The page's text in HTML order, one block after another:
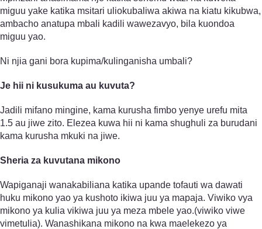
miguu yake katika msitari uliokubaliwa akiwa na kiatu kikubwa,
ambacho anatupa mbali kadili wawezavyo, bila kuondoa
miguu yao.
Ni njia gani bora kupima/kulinganisha umbali?
Je hii ni kusukuma au kuvuta?
Jadili mifano mingine, kama kurusha fimbo yenye urefu mita
1.5 au jiwe zito. Elezea kuwa hii ni kama shughuli za burudani
kama kurusha mkuki na jiwe.
Sheria za kuvutana mikono
Wapiganaji wanakabiliana katika upande tofauti wa dawati
huku mikono yao ya kushoto ikiwa juu ya mapaja. Viwiko vya
mikono ya kulia vikiwa juu ya meza mbele yao.(viwiko viwe
vimetulia). Wanashikana mikono na kwa maelekezo ya